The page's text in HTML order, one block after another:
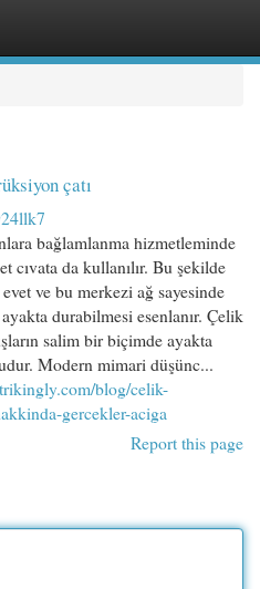
çatı
bağlamlanma hizmetleminde
cıvata da kullanılır. Bu şekilde
ve bu merkezi ağ sayesinde
durabilmesi esenlanır. Çelik
salim bir biçimde ayakta
Modern mimari düşünc...
blog/celik-
gercekler-aciga
Report this page